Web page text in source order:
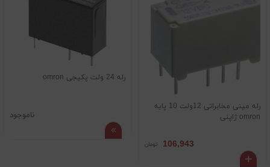
رله مینی مخابراتی 12ولت 10 پایه
omron ژاپنی
106,943 تومان
رله 24 ولت پکیجی omron
ناموجود